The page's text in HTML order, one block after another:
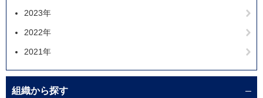
2023年
2022年
2021年
組織から探す